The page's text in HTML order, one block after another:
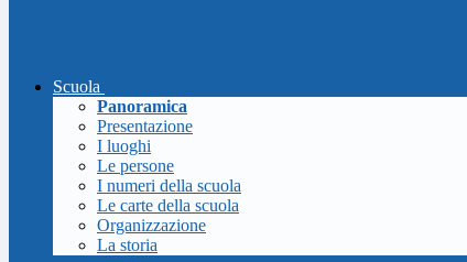
Scuola
Panoramica
Presentazione
I luoghi
Le persone
I numeri della scuola
Le carte della scuola
Organizzazione
La storia